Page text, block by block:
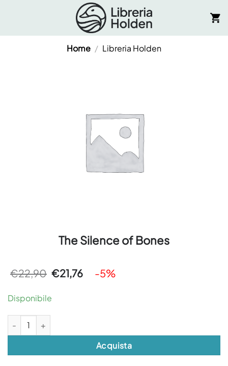
Home / Libreria Holden
The Silence of Bones
€22,90 Il
prezzo
era:
€22,90.
€21,76Il
prezzo
-5%
Disponibile
The Silence of Bones quantità
Acquista